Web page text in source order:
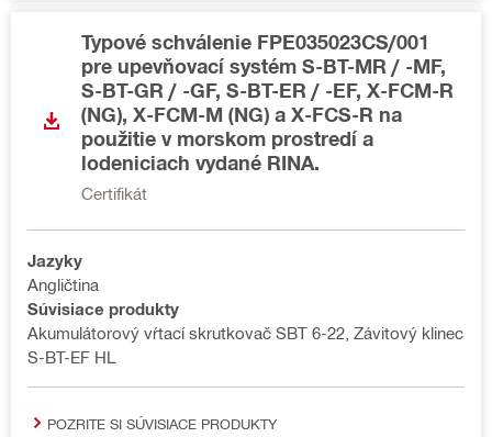
Typové schválenie FPE035023CS/001
pre upevňovací systém S-BT-MR / -MF,
S-BT-GR / -GF, S-BT-ER / -EF, X-FCM-R
(NG), X-FCM-M (NG) a X-FCS-R na
použitie v morskom prostredí a
lodeniciach vydané RINA.
Certifikát
Jazyky
Angličtina
Súvisiace produkty
Akumulátorový vŕtací skrutkovač SBT 6-22, Závitový klinec
S-BT-EF HL
POZRITE SI SÚVISIACE PRODUKTY